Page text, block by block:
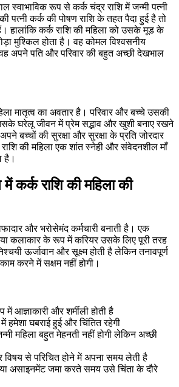
स्वाभाविक रूप से कर्क चंद्र राशि में जन्मी पत्नी
कर्क की पोषण राशि के तहत पैदा हुई है तो
हालांकि कर्क राशि की महिला को उसके मूड के
मुश्किल होता है। वह कोमल विश्वसनीय
अपने पति और परिवार की बहुत अच्छी देखभाल
मातृत्व का अवतार है। परिवार और बच्चे उसकी
घरेलू जीवन में प्रेम सद्भाव और खुशी बनाए रखने
बच्चों की सुरक्षा और सुरक्षा के प्रति जोरदार
की महिला एक शांत स्नेही और संवेदनशील माँ
है।
कर्क राशि की महिला की
और भरोसेमंद कर्मचारी बनाती है। एक
कलाकार के रूप में करियर उसके लिए पूरी तरह
ऊर्जावान और सूक्ष्म होती है लेकिन तनावपूर्ण
करने में सक्षम नहीं होगी।
आज्ञाकारी और शर्मीली होती है
हमेशा घबराई हुई और चिंतित रहेगी
महिला बहुत मेहनती नहीं होगी लेकिन अच्छी
विषय से परिचित होने में अपना समय लेती है
या असाइनमेंट जमा करते समय उसे चिंता के दौरे